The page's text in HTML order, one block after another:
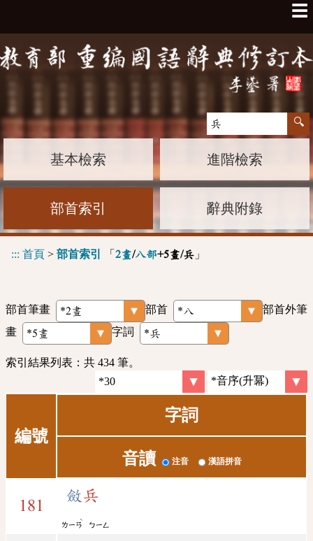
☰
基本檢索 進階檢索
部首索引 辭典附錄
::: 首頁 > 部首索引 「 2畫/八部+5畫/兵 」
部首筆畫 部首
部首外筆
畫
字詞
索引結果列表：共 434 筆。
編號
字詞
音讀 注音 漢語拼音
181
斂兵
ㄌㄧㄢ
ˋ
ㄅㄧㄥ